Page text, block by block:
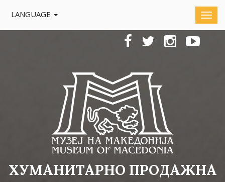
LANGUAGE
ХУМАНИТАРНО ПРОДАЖНА